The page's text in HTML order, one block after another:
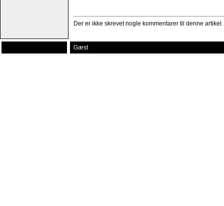
Der er ikke skrevet nogle kommentarer til denne artikel.
Gæst